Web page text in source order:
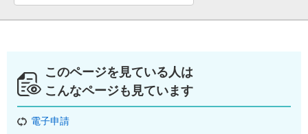
このページを見ている人は
こんなページも見ています
電子申請